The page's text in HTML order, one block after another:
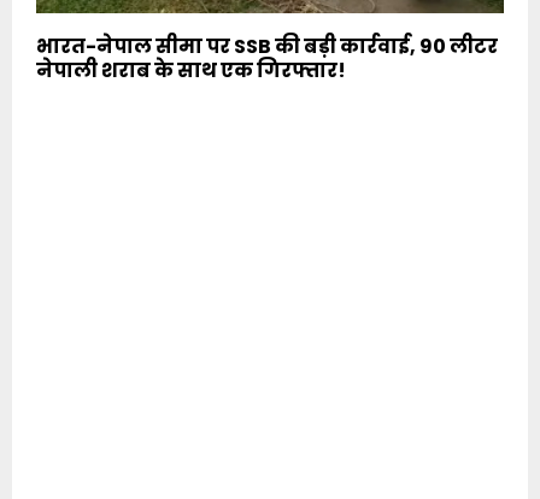
भारत-नेपाल सीमा पर SSB की बड़ी कार्रवाई, 90 लीटर
नेपाली शराब के साथ एक गिरफ्तार!